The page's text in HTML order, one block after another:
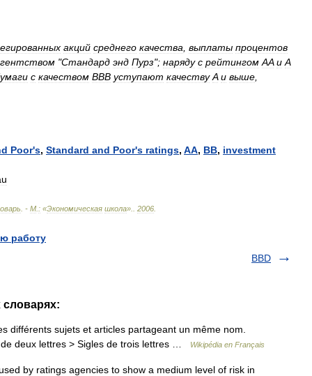
акций среднего качества выплаты процентов
"Стандард энд Пурз"; наряду с рейтингом AA и A
с качеством BBB уступают качеству A и выше
Poor's, Standard and Poor's ratings, AA, BB, investment
. - М : «Экономическая школа». 2006
работу
BBD
словарях:
différents sujets et articles partageant un même nom.
deux lettres > Sigles de trois lettres …
Wikipédia en Français
by ratings agencies to show a medium level of risk in